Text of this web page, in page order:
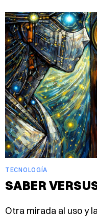
TECNOLOGÍA
SABER
Otra mirada al uso y